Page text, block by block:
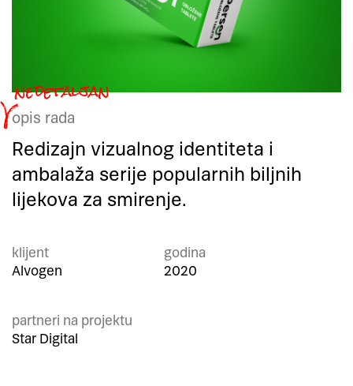
opis rada
Redizajn vizualnog identiteta i
ambalaža serije popularnih biljnih
lijekova za smirenje.
klijent
Alvogen
godina
2020
partneri na projektu
Star Digital